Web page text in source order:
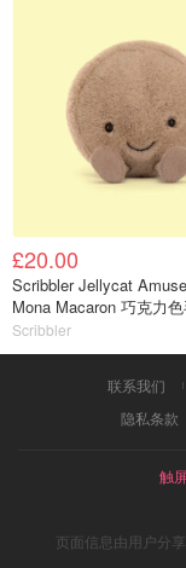
£20.00
Scribbler Jellycat
Mona Macaron 巧克力
Scribbler
联系我们
隐私条款
触
页面信息由用户分